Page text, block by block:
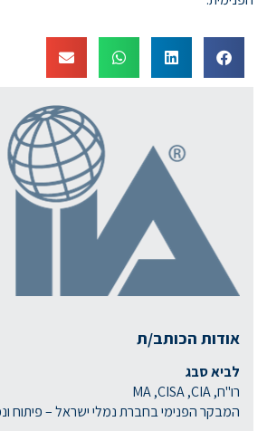
אודות הכותב/ת
לביא סבג
רו"ח, MA ,CISA ,CIA
המבקר הפנימי בחברת נמלי ישראל – פיתוח